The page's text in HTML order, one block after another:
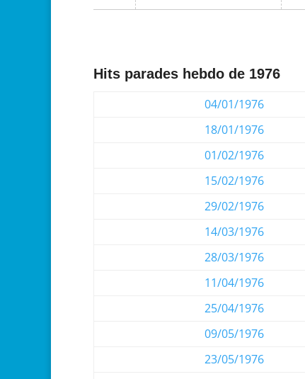
Hits parades hebdo de 1976
04/01/1976
18/01/1976
01/02/1976
15/02/1976
29/02/1976
14/03/1976
28/03/1976
11/04/1976
25/04/1976
09/05/1976
23/05/1976